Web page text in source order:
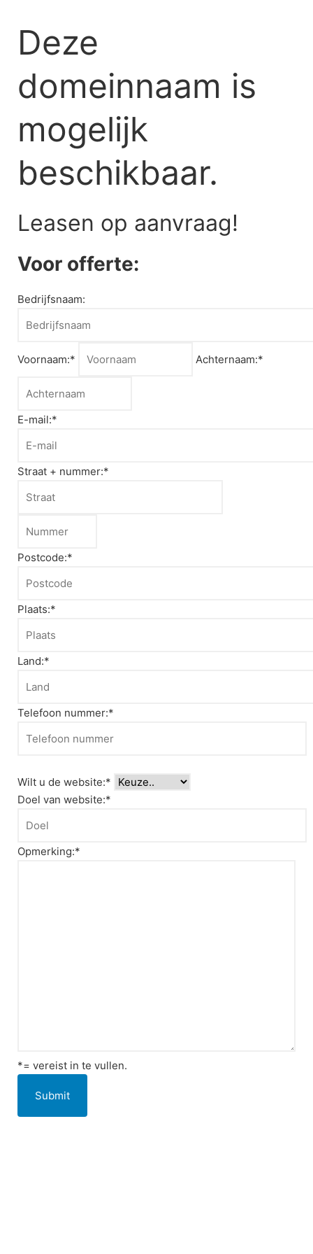
contentDeze
domeinnaam is
mogelijk
beschikbaar.
Leasen op aanvraag!
Voor offerte:
Bedrijfsnaam:
Voornaam:* Achternaam:*
E-mail:*
Straat + nummer:*
Postcode:*
Plaats:*
Land:*
Telefoon nummer:*
Wilt u de website:*
Doel van website:*
Opmerking:*
*= vereist in te vullen.